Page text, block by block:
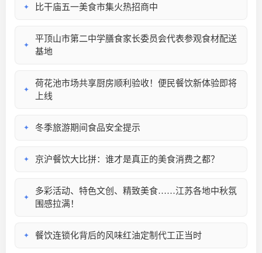
✦ 比干庙五一美食市集火热招商中
✦
平顶山市第二中学膳食家长委员会代表参观食材配送
基地
✦
荷花池市场共享厨房顺利验收！便民餐饮新体验即将
上线
✦ 冬季旅游期间食品安全提示
✦ 京沪餐饮大比拼：谁才是真正的美食消费之都？
✦
多彩活动、特色文创、精致美食……江苏各地中秋氛
围感拉满！
✦ 餐饮连锁化背后的风味红油定制代工正当时